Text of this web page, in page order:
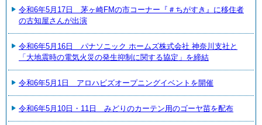
令和6年5月17日 茅ヶ崎FMの市コーナー『＃ちがすき』に移住者
の古知屋さんが出演
令和6年5月16日 パナソニック ホームズ株式会社 神奈川支社と
「大地震時の電気火災の発生抑制に関する協定」を締結
令和6年5月1日 アロハビズオープニングイベントを開催
令和6年5月10日・11日 みどりのカーテン用のゴーヤ苗を配布